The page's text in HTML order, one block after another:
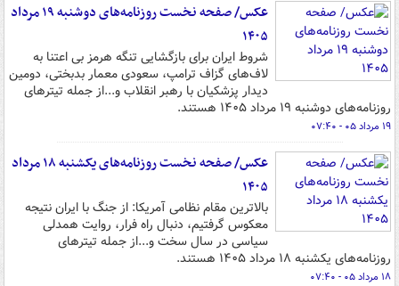
عکس/ صفحه نخست روزنامه‌های دوشنبه ۱۹ مرداد
۱۴۰۵
شروط ایران برای بازگشایی تنگه هرمز بی اعتنا به
لاف‌های گزاف ترامپ، سعودی معمار بدبختی، دومین
دیدار پزشکیان با رهبر انقلاب و...از جمله تیترهای
روزنامه‌های دوشنبه ۱۹ مرداد ۱۴۰۵ هستند.
۱۹ مرداد ۰۵ - ۰۷:۴۰
عکس/ صفحه نخست روزنامه‌های یکشنبه ۱۸ مرداد
۱۴۰۵
بالاترین مقام نظامی آمریکا: از جنگ با ایران نتیجه
معکوس گرفتیم، دنبال راه فرار، روایت همدلی
سیاسی در سال سخت و...از جمله تیترهای
روزنامه‌های یکشنبه ۱۸ مرداد ۱۴۰۵ هستند.
۱۸ مرداد ۰۵ - ۰۷:۴۰